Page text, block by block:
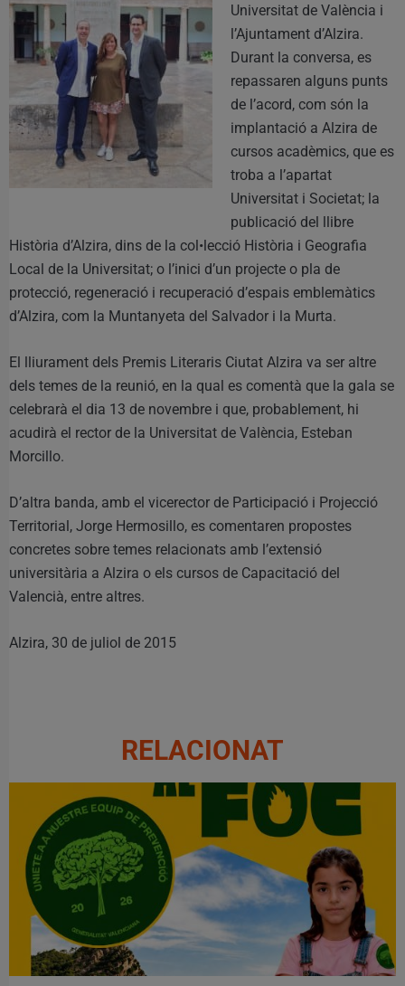
Universitat de València i
l’Ajuntament d’Alzira.
Durant la conversa, es
repassaren alguns punts
de l’acord, com són la
implantació a Alzira de
cursos acadèmics, que es
troba a l’apartat
Universitat i Societat; la
publicació del llibre
Història d’Alzira, dins de la col•lecció Història i Geografia
Local de la Universitat; o l’inici d’un projecte o pla de
protecció, regeneració i recuperació d’espais emblemàtics
d’Alzira, com la Muntanyeta del Salvador i la Murta.
El lliurament dels Premis Literaris Ciutat Alzira va ser altre
dels temes de la reunió, en la qual es comentà que la gala se
celebrarà el dia 13 de novembre i que, probablement, hi
acudirà el rector de la Universitat de València, Esteban
Morcillo.
D’altra banda, amb el vicerector de Participació i Projecció
Territorial, Jorge Hermosillo, es comentaren propostes
concretes sobre temes relacionats amb l’extensió
universitària a Alzira o els cursos de Capacitació del
Valencià, entre altres.
Alzira, 30 de juliol de 2015
RELACIONAT